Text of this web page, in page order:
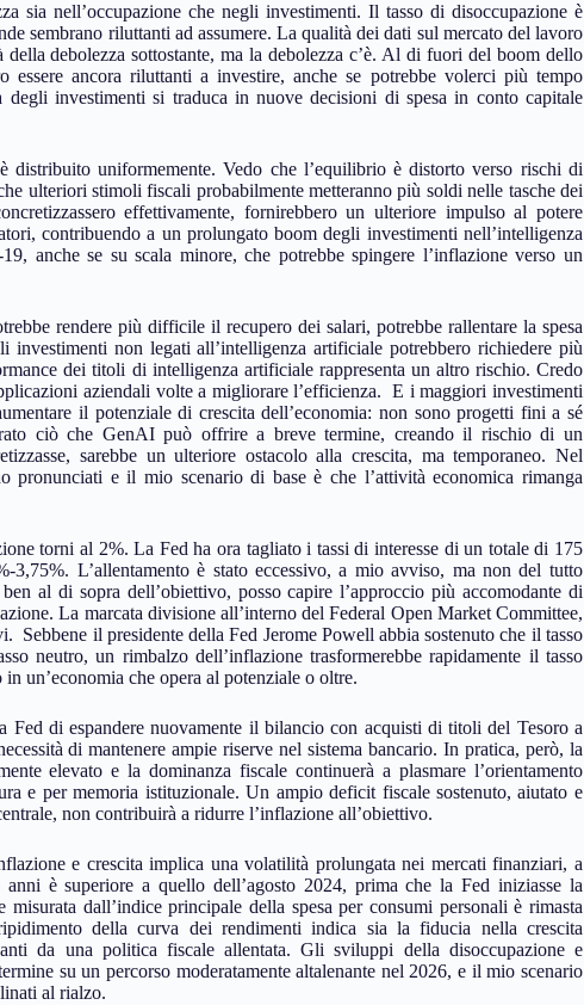
sia nell’occupazione che negli investimenti. Il tasso di disoccupazione è
sembrano riluttanti ad assumere. La qualità dei dati sul mercato del lavoro
debolezza sottostante, ma la debolezza c’è. Al di fuori del boom dello
essere ancora riluttanti a investire, anche se potrebbe volerci più tempo
degli investimenti si traduca in nuove decisioni di spesa in conto capitale
distribuito uniformemente. Vedo che l’equilibrio è distorto verso rischi di
ulteriori stimoli fiscali probabilmente metteranno più soldi nelle tasche dei
effettivamente, fornirebbero un ulteriore impulso al potere
contribuendo a un prolungato boom degli investimenti nell’intelligenza
anche se su scala minore, che potrebbe spingere l’inflazione verso un
rendere più difficile il recupero dei salari, potrebbe rallentare la spesa
non legati all’intelligenza artificiale potrebbero richiedere più
dei titoli di intelligenza artificiale rappresenta un altro rischio. Credo
aziendali volte a migliorare l’efficienza. E i maggiori investimenti
il potenziale di crescita dell’economia: non sono progetti fini a sé
ciò che GenAI può offrire a breve termine, creando il rischio di un
sarebbe un ulteriore ostacolo alla crescita, ma temporaneo. Nel
pronunciati e il mio scenario di base è che l’attività economica rimanga
torni al 2%. La Fed ha ora tagliato i tassi di interesse di un totale di 175
L’allentamento è stato eccessivo, a mio avviso, ma non del tutto
al di sopra dell’obiettivo, posso capire l’approccio più accomodante di
La marcata divisione all’interno del Federal Open Market Committee,
il presidente della Fed Jerome Powell abbia sostenuto che il tasso
neutro, un rimbalzo dell’inflazione trasformerebbe rapidamente il tasso
un’economia che opera al potenziale o oltre.
di espandere nuovamente il bilancio con acquisti di titoli del Tesoro a
di mantenere ampie riserve nel sistema bancario. In pratica, però, la
elevato e la dominanza fiscale continuerà a plasmare l’orientamento
e per memoria istituzionale. Un ampio deficit fiscale sostenuto, aiutato e
non contribuirà a ridurre l’inflazione all’obiettivo.
e crescita implica una volatilità prolungata nei mercati finanziari, a
è superiore a quello dell’agosto 2024, prima che la Fed iniziasse la
dall’indice principale della spesa per consumi personali è rimasta
della curva dei rendimenti indica sia la fiducia nella crescita
da una politica fiscale allentata. Gli sviluppi della disoccupazione e
su un percorso moderatamente altalenante nel 2026, e il mio scenario
al rialzo.